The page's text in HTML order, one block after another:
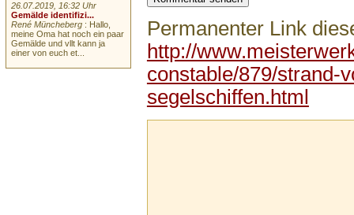
Permanenter Link
http://
constable/879/strand-
segelschiffen.html
26.07.2019, 16:32 Uhr
Gemälde identifizi...
René Müncheberg : Hallo,
meine Oma hat noch ein paar
Gemälde und vllt kann ja
einer von euch et...